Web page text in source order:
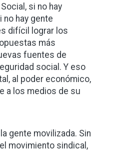
si no hay
hay gente
difícil lograr los
más
fuentes de
social. Y eso
al poder económico,
a los medios de su
gente movilizada. Sin
movimiento sindical,